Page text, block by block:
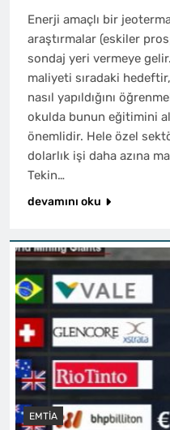
Enerji amaçlı bir
araştırmalar (eskiler
sondaj yeri vermeye
maliyeti sıradaki
nasıl yapıldığını
okulda bunun eğitimini
önemlidir. Hele özel
dolarlık işi daha azına
Tekin…
devamını oku
EMTIA